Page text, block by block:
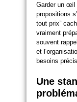
Garder un œil
propositions
tout prix”
vraiment
souvent
et
besoins
Une